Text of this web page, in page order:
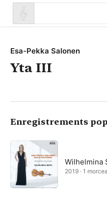
Esa-Pekka Salonen
Yta III
Enregistrements
Wilhelmina
2019 · 1